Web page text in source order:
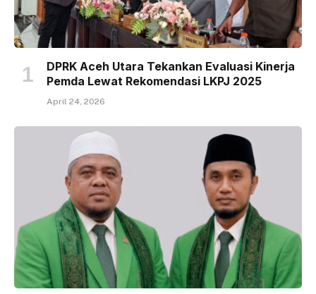
DPRK Aceh Utara Tekankan Evaluasi Kinerja
Pemda Lewat Rekomendasi LKPJ 2025
April 24, 2026